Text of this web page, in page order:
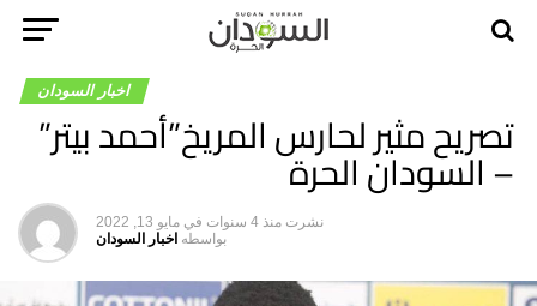
اخبار السودان
تصريح مثير لحارس المريخ”أحمد بيتر”
– السودان الحرة
نشرت منذ 4 سنوات في مايو 13, 2022
بواسطه اخبار السودان